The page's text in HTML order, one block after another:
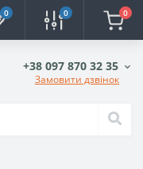
0 0 0
+38 097 870 32 35
Замовити дзвінок